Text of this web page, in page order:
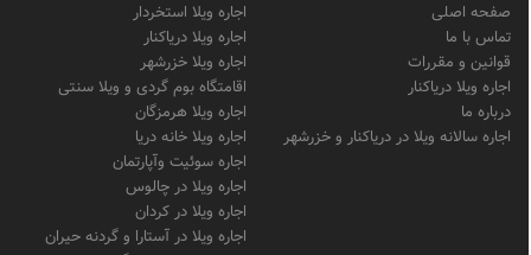
صفحه اصلی
تماس با ما
قوانین و مقررات
اجاره ویلا دریاکنار
درباره ما
اجاره سالانه ویلا در دریاکنار و خزرشهر
اجاره ویلا استخردار
اجاره ویلا دریاکنار
اجاره ویلا خزرشهر
اقامتگاه بوم گردی و ویلا سنتی
اجاره ویلا هرمزگان
اجاره ویلا خانه دریا
اجاره سوئیت وآپارتمان
اجاره ویلا در چالوس
اجاره ویلا در کردان
اجاره ویلا در آستارا و گردنه حیران